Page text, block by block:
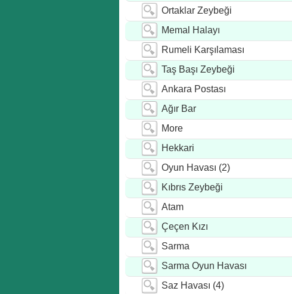
Ortaklar Zeybeği
Memal Halayı
Rumeli Karşılaması
Taş Başı Zeybeği
Ankara Postası
Ağır Bar
More
Hekkari
Oyun Havası (2)
Kıbrıs Zeybeği
Atam
Çeçen Kızı
Sarma
Sarma Oyun Havası
Saz Havası (4)